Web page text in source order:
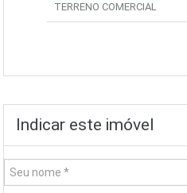
TERRENO COMERCIAL
Indicar este imóvel